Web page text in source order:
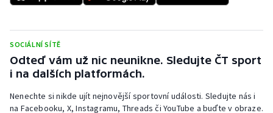
SOCIÁLNÍ SÍTĚ
Odteď vám už nic neunikne. Sledujte ČT sport
i na dalších platformách.
Nenechte si nikde ujít nejnovější sportovní události. Sledujte nás i
na Facebooku, X, Instagramu, Threads či YouTube a buďte v obraze.